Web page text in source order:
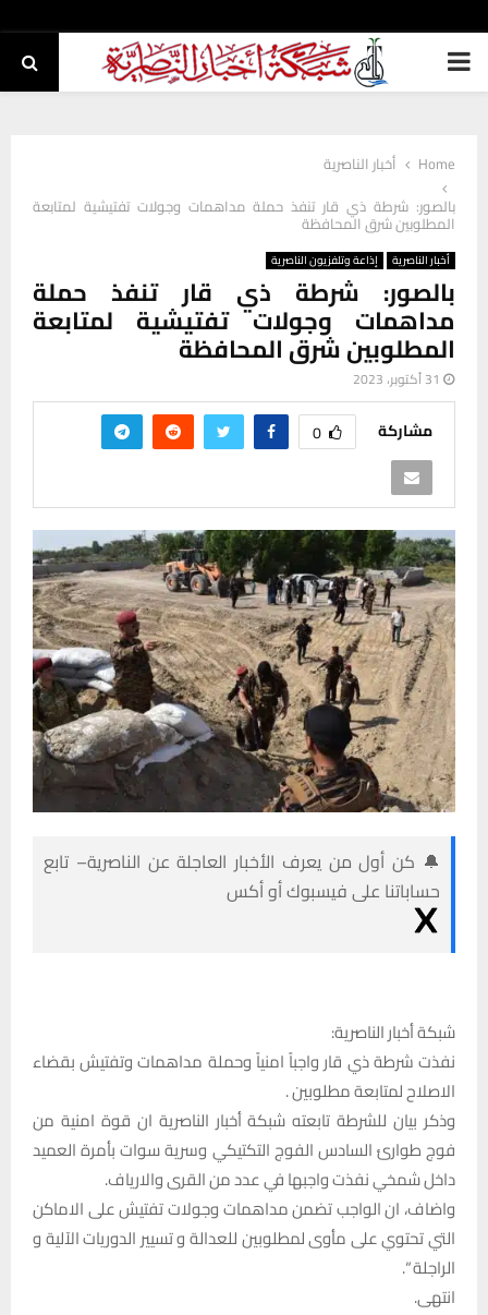
PRIMARY
Home
أخبار الناصرية
بالصور: شرطة ذي قار تنفذ حملة مداهمات وجولات تفتيشية لمتابعة
المطلوبين شرق المحافظة
أخبار الناصرية إذاعة وتلفزيون الناصرية
بالصور: شرطة ذي قار تنفذ حملة
مداهمات وجولات تفتيشية لمتابعة
المطلوبين شرق المحافظة
31 أكتوبر، 2023
مشاركة 0
🔔 كن أول من يعرف الأخبار العاجلة عن الناصرية– تابع
حساباتنا على فيسبوك أو أكس
شبكة أخبار الناصرية:
نفذت شرطة ذي قار واجباً امنياً وحملة مداهمات وتفتيش بقضاء
الاصلاح لمتابعة مطلوبين .
وذكر بيان للشرطة تابعته شبكة أخبار الناصرية ان قوة امنية من
فوج طوارئ السادس الفوج التكتيكي وسرية سوات بأمرة العميد
داخل شمخي نفذت واجبها في عدد من القرى والارياف.
واضاف، ان الواجب تضمن مداهمات وجولات تفتيش على الاماكن
التي تحتوي على مأوى لمطلوبين للعدالة و تسيير الدوريات الآلية و
الراجلة “.
انتهى.